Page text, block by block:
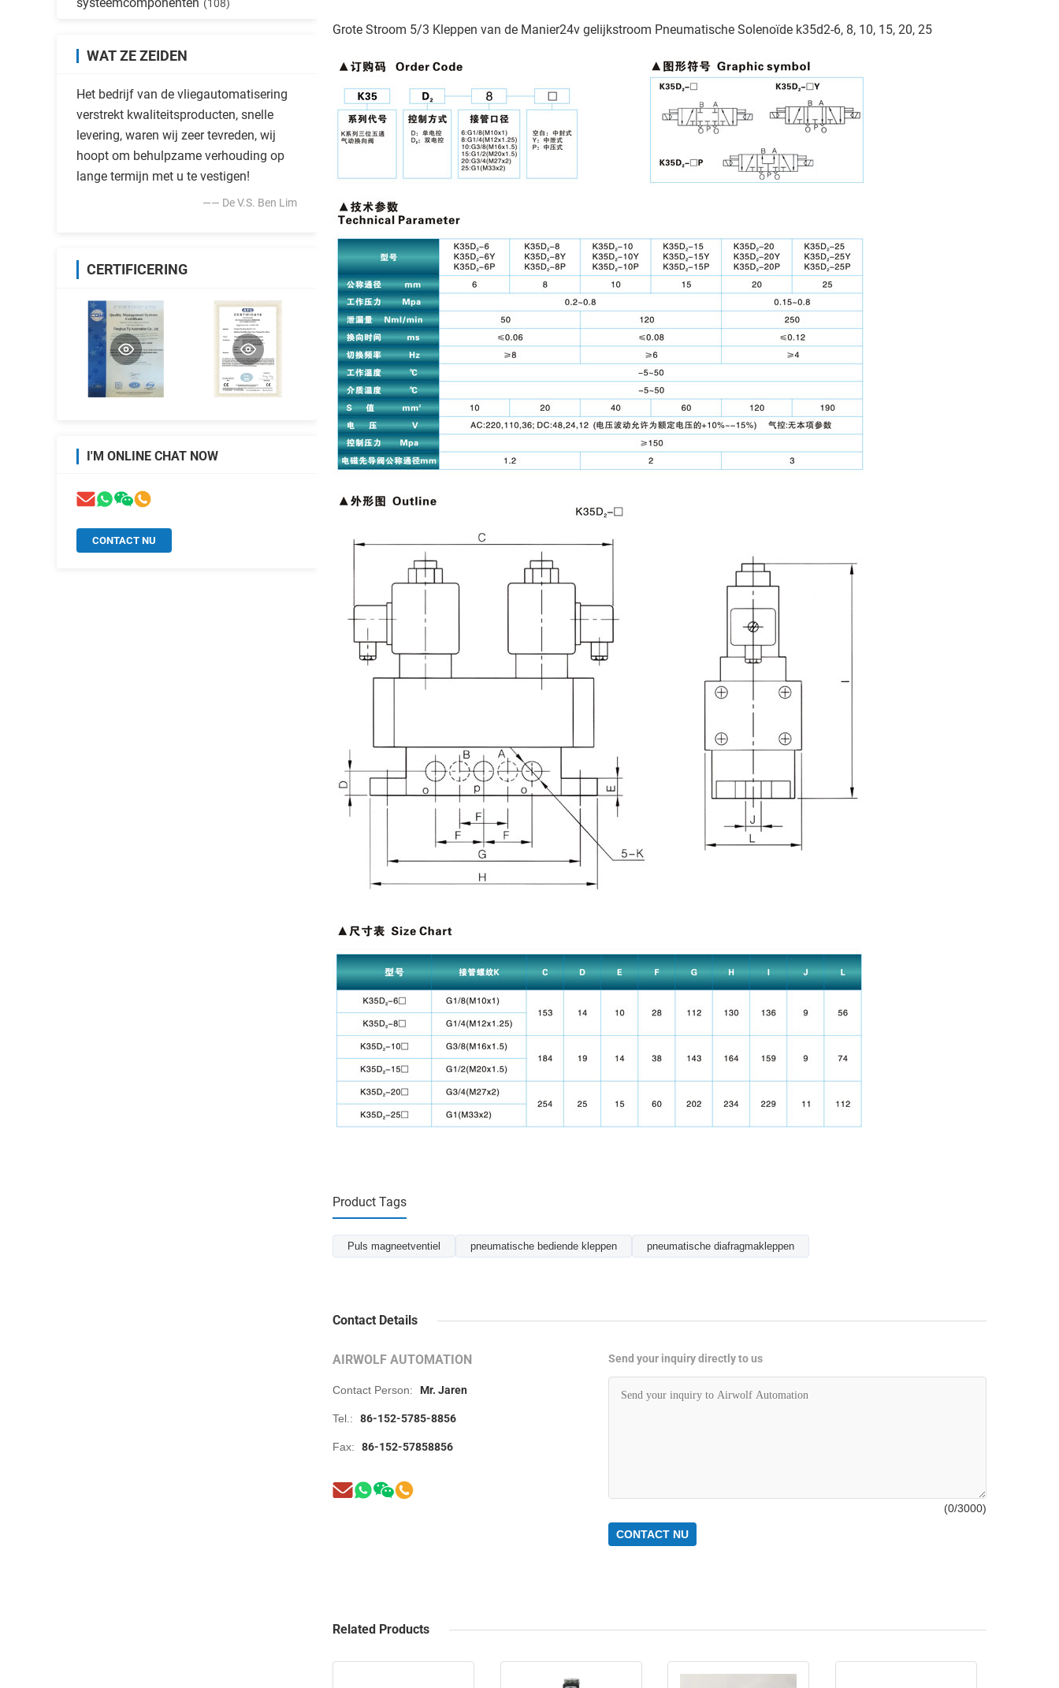
(108)
WAT ZE ZEIDEN
Het bedrijf van de vliegautomatisering
verstrekt kwaliteitsproducten, snelle
levering, waren wij zeer tevreden, wij
hoopt om behulpzame verhouding op
lange termijn met u te vestigen!
—— De V.S. Ben Lim
CERTIFICERING
I'M ONLINE CHAT NOW
CONTACT NU
Grote Stroom 5/3 Kleppen van de Manier24v gelijkstroom Pneumatische Solenoïde k35d2-6, 8, 10, 15, 20, 25
Product Tags
Puls magneetventiel pneumatische bediende kleppen pneumatische diafragmakleppen
Contact Details
AIRWOLF AUTOMATION
Contact Person: Mr. Jaren
Tel.: 86-152-5785-8856
Fax: 86-152-57858856
Send your inquiry directly to us
(0/3000)
CONTACT NU
Related Products